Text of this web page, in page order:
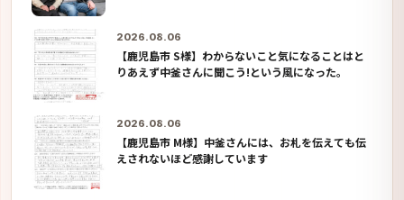
2026.08.06
【鹿児島市 S様】わからないこと気になることはと
りあえず中釜さんに聞こう!という風になった。
2026.08.06
【鹿児島市 M様】中釜さんには、お札を伝えても伝
えされないほど感謝しています